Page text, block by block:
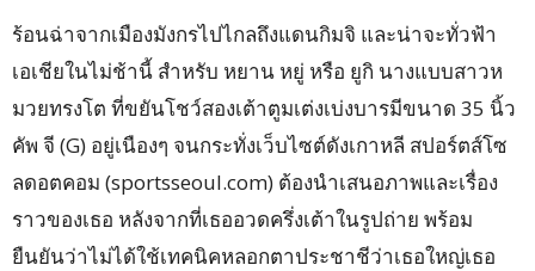
ร้อนฉ่าจากเมืองมังกรไปไกลถึงแดนกิมจิ และน่าจะทั่วฟ้า
เอเชียในไม่ช้านี้ สำหรับ หยาน หยู่ หรือ ยูกิ นางแบบสาวห
มวยทรงโต ที่ขยันโชว์สองเต้าตูมเต่งเบ่งบารมีขนาด 35 นิ้ว
คัพ จี (G) อยู่เนืองๆ จนกระทั่งเว็บไซต์ดังเกาหลี สปอร์ตส์โซ
ลดอตคอม (sportsseoul.com) ต้องนำเสนอภาพและเรื่อง
ราวของเธอ หลังจากที่เธออวดครึ่งเต้าในรูปถ่าย พร้อม
ยืนยันว่าไม่ได้ใช้เทคนิคหลอกตาประชาชีว่าเธอใหญ่เธอ